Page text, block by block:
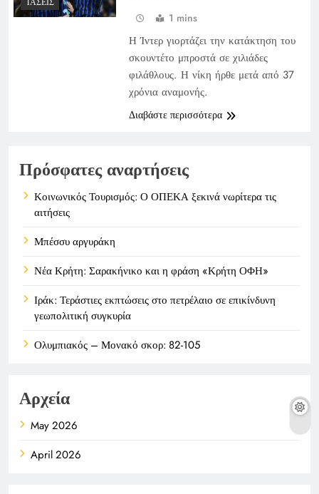
1 mins
Η Ίντερ γιορτάζει την κατάκτηση του
σκουντέτο μπροστά σε χιλιάδες
φιλάθλους. Η νίκη ήρθε μετά από 37
χρόνια αναμονής.
Διαβάστε περισσότερα
Πρόσφατες αναρτήσεις
Κοινωνικός Τουρισμός: Ο ΟΠΕΚΑ ξεκινά νωρίτερα τις
αιτήσεις
Μπέσσυ αργυράκη
Νέα Κρήτη: Σαρακήνικο και η φράση «Κρήτη ΟΦΗ»
Ιράκ: Τεράστιες εκπτώσεις στο πετρέλαιο σε επικίνδυνη
γεωπολιτική συγκυρία
Ολυμπιακός – Μονακό σκορ: 82-105
Αρχεία
May 2026
April 2026